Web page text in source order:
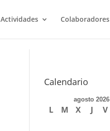
Actividades Colaboradores
Calendario
agosto 2026
L M X J V